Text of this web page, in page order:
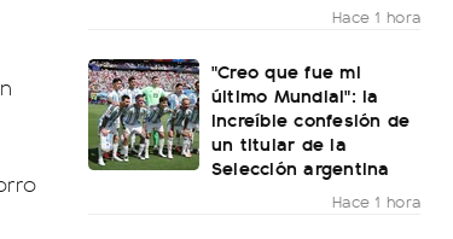
Hace 1 hora
"Creo que fue mi
último Mundial": la
increíble confesión de
un titular de la
Selección argentina
Hace 1 hora